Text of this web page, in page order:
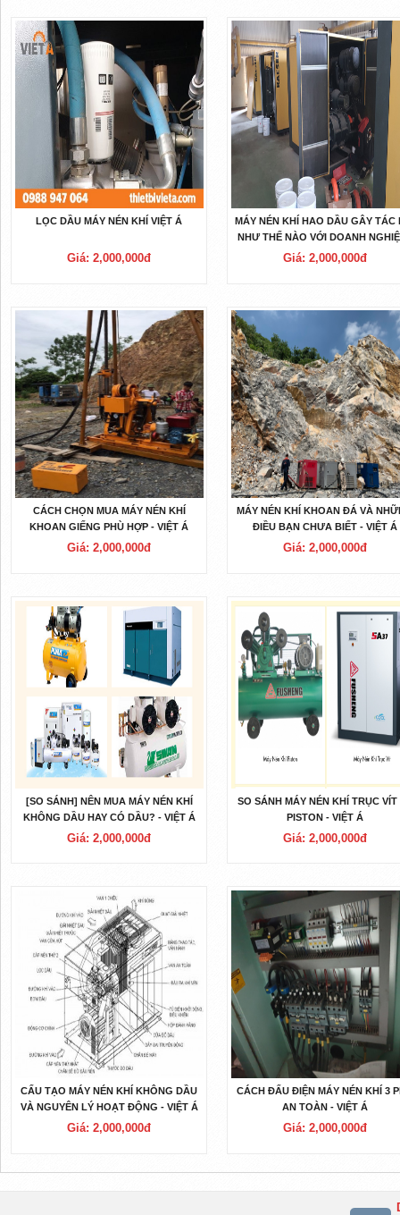
LỌC DẦU MÁY NÉN KHÍ VIỆT Á
Giá: 2,000,000đ
MÁY NÉN KHÍ HAO DẦU GÂY TÁC
NHƯ THẾ NÀO VỚI DOANH
VIỆT Á
Giá: 2,000,000đ
CÁCH CHỌN MUA MÁY NÉN KHÍ
KHOAN GIẾNG PHÙ HỢP - VIỆT Á
Giá: 2,000,000đ
MÁY NÉN KHÍ KHOAN ĐÁ VÀ
ĐIỀU BẠN CHƯA BIẾT - VIỆT Á
Giá: 2,000,000đ
[SO SÁNH] NÊN MUA MÁY NÉN KHÍ
KHÔNG DẦU HAY CÓ DẦU? - VIỆT Á
Giá: 2,000,000đ
SO SÁNH MÁY NÉN KHÍ TRỤC VÍT
PISTON - VIỆT Á
Giá: 2,000,000đ
CẤU TẠO MÁY NÉN KHÍ KHÔNG DẦU
VÀ NGUYÊN LÝ HOẠT ĐỘNG - VIỆT Á
Giá: 2,000,000đ
CÁCH ĐẤU ĐIỆN MÁY NÉN KHÍ 3
AN TOÀN - VIỆT Á
Giá: 2,000,000đ